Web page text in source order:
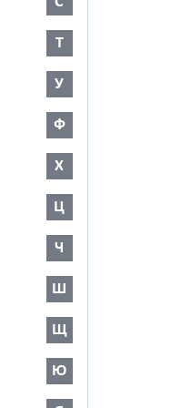
Т
У
Ф
Х
Ц
Ч
Ш
Щ
Ю